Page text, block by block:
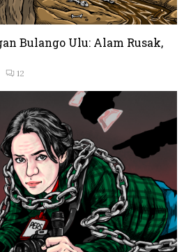
Bulango Ulu: Alam Rusak,
12